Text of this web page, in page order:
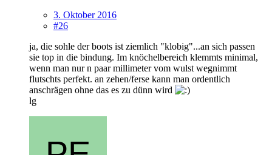
3. Oktober 2016
#26
ja, die sohle der boots ist ziemlich "klobig"...an sich passen
sie top in die bindung. Im knöchelbereich klemmts minimal,
wenn man nur n paar millimeter vom wulst wegnimmt
flutschts perfekt. an zehen/ferse kann man ordentlich
anschrägen ohne das es zu dünn wird
lg